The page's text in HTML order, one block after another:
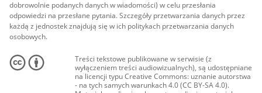
dobrowolnie podanych danych w wiadomości) w celu przesłania
odpowiedzi na przesłane pytania. Szczegóły przetwarzania danych przez
każdą z jednostek znajdują się w ich politykach przetwarzania danych
osobowych.
Treści tekstowe publikowane w serwisie (z
wyłączeniem treści audiowizualnych), są udostępniane
na licencji typu Creative Commons: uznanie autorstwa
- na tych samych warunkach 4.0 (CC BY-SA 4.0).